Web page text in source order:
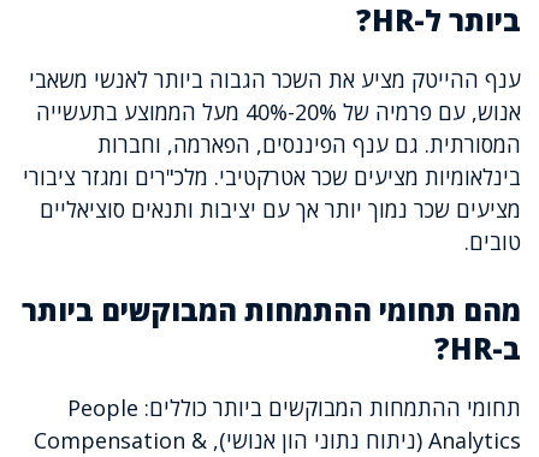
ביותר ל-HR?
ענף ההייטק מציע את השכר הגבוה ביותר לאנשי משאבי
אנוש, עם פרמיה של 20%-40% מעל הממוצע בתעשייה
המסורתית. גם ענף הפיננסים, הפארמה, וחברות
בינלאומיות מציעים שכר אטרקטיבי. מלכ"רים ומגזר ציבורי
מציעים שכר נמוך יותר אך עם יציבות ותנאים סוציאליים
טובים.
מהם תחומי ההתמחות המבוקשים ביותר
ב-HR?
תחומי ההתמחות המבוקשים ביותר כוללים: People
Analytics (ניתוח נתוני הון אנושי), Compensation &